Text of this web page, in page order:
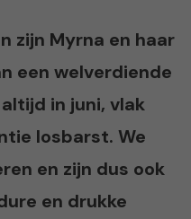
zijn Myrna en haar
een welverdiende
in juni, vlak
losbarst. We
en zijn dus ook
en drukke